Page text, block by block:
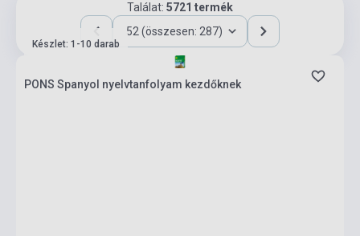
Találat: 5721 termék
52 (összesen: 287)
Készlet: 1-10 darab
PONS Spanyol nyelvtanfolyam kezdőknek